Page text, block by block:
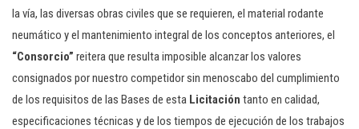
la vía, las diversas obras civiles que se requieren, el material rodante
neumático y el mantenimiento integral de los conceptos anteriores, el
“Consorcio” reitera que resulta imposible alcanzar los valores
consignados por nuestro competidor sin menoscabo del cumplimiento
de los requisitos de las Bases de esta Licitación tanto en calidad,
especificaciones técnicas y de los tiempos de ejecución de los trabajos